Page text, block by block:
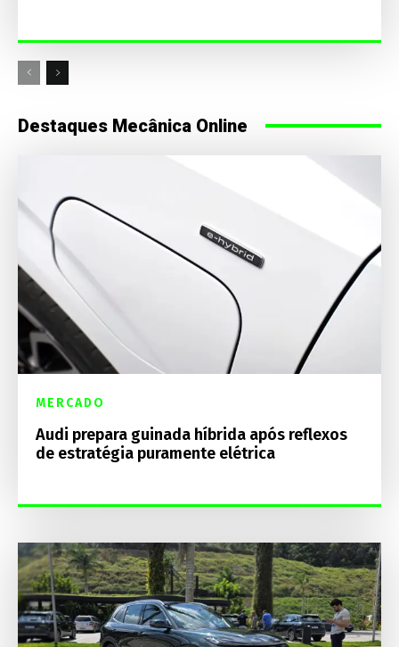
Destaques Mecânica Online
MERCADO
Audi prepara guinada híbrida após reflexos
de estratégia puramente elétrica